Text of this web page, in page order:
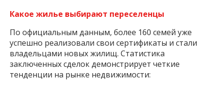
Какое жилье выбирают переселенцы
По официальным данным, более 160 семей уже
успешно реализовали свои сертификаты и стали
владельцами новых жилищ. Статистика
заключенных сделок демонстрирует четкие
тенденции на рынке недвижимости: